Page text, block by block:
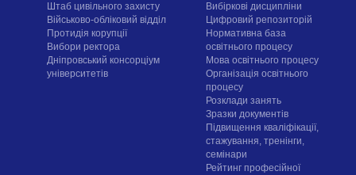
Штаб цивільного захисту
Військово-обліковий відділ
Протидія корупції
Вибори ректора
Дніпровський консорціум
університетів
Вибіркові дисципліни
Цифровий репозиторій
Нормативна база
освітнього процесу
Мова освітнього процесу
Організація освітнього
процесу
Розклади занять
Зразки документів
Підвищення кваліфікації,
стажування, тренінги,
семінари
Рейтинг професійної